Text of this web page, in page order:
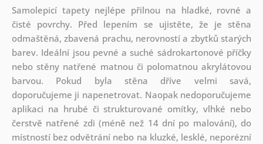
Samolepicí tapety nejlépe přilnou na hladké, rovné a
čisté povrchy. Před lepením se ujistěte, že je stěna
odmaštěná, zbavená prachu, nerovností a zbytků starých
barev. Ideální jsou pevné a suché sádrokartonové příčky
nebo stěny natřené matnou či polomatnou akrylátovou
barvou. Pokud byla stěna dříve velmi savá,
doporučujeme ji napenetrovat. Naopak nedoporučujeme
aplikaci na hrubé či strukturované omítky, vlhké nebo
čerstvě natřené zdi (méně než 14 dní po malování), do
místností bez odvětrání nebo na kluzké, lesklé, neporézní